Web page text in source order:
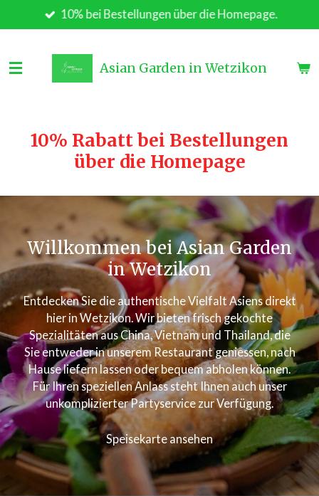
Hauptinhalt
10% bei Bestellungen über die Homepage.
Asian Garden in Wetzikon
10% Rabatt bei Bestellungen
über die Homepage
Willkommen bei Asian Garden
in Wetzikon
Entdecken Sie die authentische Vielfalt Asiens direkt
hier in Wetzikon. Wir bieten frisch gekochte
Spezialitäten aus China, Vietnam und Thailand, die
Sie entweder in unserem Restaurant geniessen, nach
Hause liefern lassen oder bequem abholen können.
Für Ihren speziellen Anlass steht Ihnen auch unser
unkomplizierter Partyservice zur Verfügung.
Speisekarte ansehen